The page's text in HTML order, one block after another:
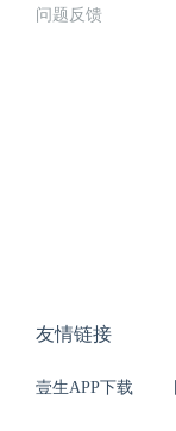
问题反馈
友情链接
壹生APP下载